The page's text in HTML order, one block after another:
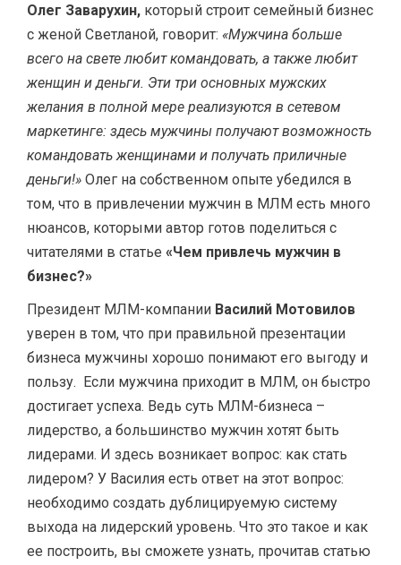
Олег Заварухин, который строит семейный бизнес
с женой Светланой, говорит: «Мужчина больше
всего на свете любит командовать, а также любит
женщин и деньги. Эти три основных мужских
желания в полной мере реализуются в сетевом
маркетинге: здесь мужчины получают возможность
командовать женщинами и получать приличные
деньги!» Олег на собственном опыте убедился в
том, что в привлечении мужчин в МЛМ есть много
нюансов, которыми автор готов поделиться с
читателями в статье «Чем привлечь мужчин в
бизнес?»
Президент МЛМ-компании Василий Мотовилов
уверен в том, что при правильной презентации
бизнеса мужчины хорошо понимают его выгоду и
пользу. Если мужчина приходит в МЛМ, он быстро
достигает успеха. Ведь суть МЛМ-бизнеса –
лидерство, а большинство мужчин хотят быть
лидерами. И здесь возникает вопрос: как стать
лидером? У Василия есть ответ на этот вопрос:
необходимо создать дублицируемую систему
выхода на лидерский уровень. Что это такое и как
ее построить, вы сможете узнать, прочитав статью